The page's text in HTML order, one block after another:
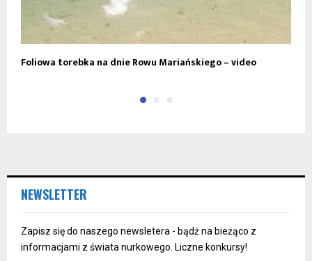
Foliowa torebka na dnie Rowu Mariańskiego – video
NEWSLETTER
Zapisz się do naszego newsletera - bądż na bieżąco z
informacjami z świata nurkowego. Liczne konkursy!